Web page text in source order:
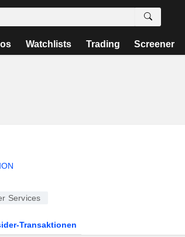
Watchlists Trading Screener
Services
Transaktionen